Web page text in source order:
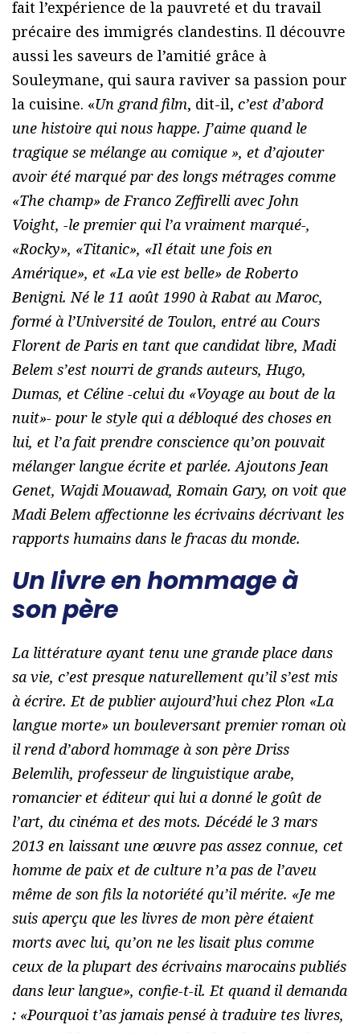
fait l’expérience de la pauvreté et du travail
précaire des immigrés clandestins. Il découvre
aussi les saveurs de l’amitié grâce à
Souleymane, qui saura raviver sa passion pour
la cuisine. «Un grand film, dit-il, c’est d’abord
une histoire qui nous happe. J’aime quand le
tragique se mélange au comique », et d’ajouter
avoir été marqué par des longs métrages comme
«The champ» de Franco Zeffirelli avec John
Voight, -le premier qui l’a vraiment marqué-,
«Rocky», «Titanic», «Il était une fois en
Amérique», et «La vie est belle» de Roberto
Benigni. Né le 11 août 1990 à Rabat au Maroc,
formé à l’Université de Toulon, entré au Cours
Florent de Paris en tant que candidat libre, Madi
Belem s’est nourri de grands auteurs, Hugo,
Dumas, et Céline -celui du «Voyage au bout de la
nuit»- pour le style qui a débloqué des choses en
lui, et l’a fait prendre conscience qu’on pouvait
mélanger langue écrite et parlée. Ajoutons Jean
Genet, Wajdi Mouawad, Romain Gary, on voit que
Madi Belem affectionne les écrivains décrivant les
rapports humains dans le fracas du monde.
Un livre en hommage à
son père
La littérature ayant tenu une grande place dans
sa vie, c’est presque naturellement qu’il s’est mis
à écrire. Et de publier aujourd’hui chez Plon «La
langue morte» un bouleversant premier roman où
il rend d’abord hommage à son père Driss
Belemlih, professeur de linguistique arabe,
romancier et éditeur qui lui a donné le goût de
l’art, du cinéma et des mots. Décédé le 3 mars
2013 en laissant une œuvre pas assez connue, cet
homme de paix et de culture n’a pas de l’aveu
même de son fils la notoriété qu’il mérite. «Je me
suis aperçu que les livres de mon père étaient
morts avec lui, qu’on ne les lisait plus comme
ceux de la plupart des écrivains marocains publiés
dans leur langue», confie-t-il. Et quand il demanda
: «Pourquoi t’as jamais pensé à traduire tes livres,